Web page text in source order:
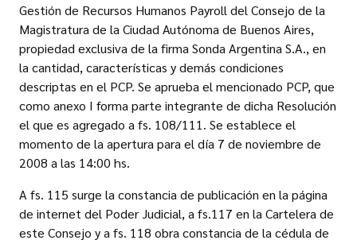
Gestión de Recursos Humanos Payroll del Consejo de la
Magistratura de la Ciudad Autónoma de Buenos Aires,
propiedad exclusiva de la firma Sonda Argentina S.A., en
la cantidad, características y demás condiciones
descriptas en el PCP. Se aprueba el mencionado PCP, que
como anexo I forma parte integrante de dicha Resolución
el que es agregado a fs. 108/111. Se establece el
momento de la apertura para el día 7 de noviembre de
2008 a las 14:00 hs.
A fs. 115 surge la constancia de publicación en la página
de internet del Poder Judicial, a fs.117 en la Cartelera de
este Consejo y a fs. 118 obra constancia de la cédula de